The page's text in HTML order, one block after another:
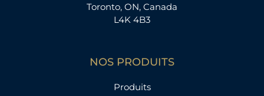
Toronto, ON, Canada
L4K 4B3
NOS PRODUITS
Produits